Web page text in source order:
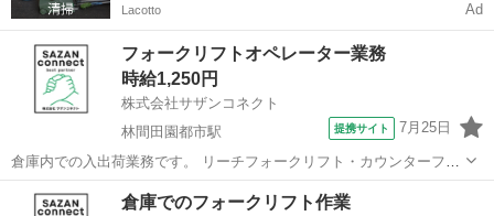
Lacotto Ad
フォークリフトオペレーター業務
時給1,250円
株式会社サザンコネクト
林間田園都市駅
提携サイト 7月25日
倉庫内での入出荷業務です。 リーチフォークリフト・カウンターフォ
ークリフトの両方を使用し、 商品の入出庫や運搬、積み込み・積み下
ろし作業を行っていただきます。 【POINT】 出張面接・WEB面接対
和歌山 橋本市 林間田園都市駅 倉庫
倉庫でのフォークリフト作業